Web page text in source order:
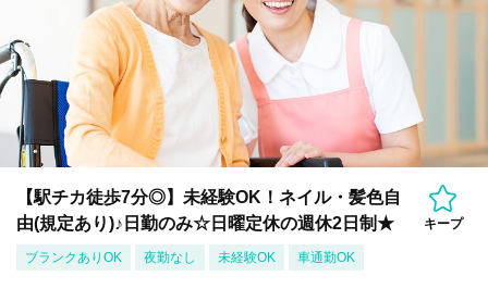
【駅チカ徒歩7分◎】未経験OK！ネイル・髪色自
由(規定あり)♪日勤のみ☆日曜定休の週休2日制★
キープ
ブランクありOK 夜勤なし 未経験OK 車通勤OK